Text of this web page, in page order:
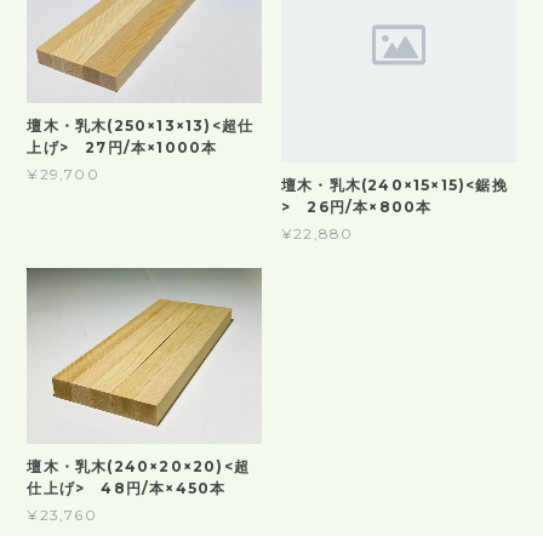
壇木・乳木(250×13×13)<超仕
上げ> 27円/本×1000本
¥29,700
壇木・乳木(240×15×15)<鋸挽
> 26円/本×800本
¥22,880
壇木・乳木(240×20×20)<超
仕上げ> 48円/本×450本
¥23,760